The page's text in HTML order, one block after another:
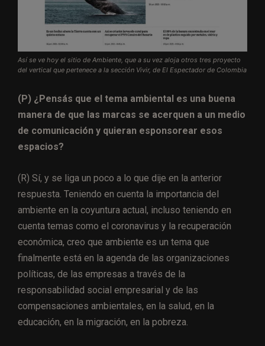
Así se ve hoy el sitio de Ambiente, que a su vez aloja otros tres proyecto
del vertical que pertenece a la sección Vivir, de El Espectador de Colombia
(P) ¿Pensás que el tema ambiental es una buena
manera de que las marcas se acerquen a un medio
de comunicación y quieran esponsorear esos
espacios?
(R) Sí, y se liga un poco a lo que dije en la anterior
respuesta. Teniendo en cuenta la importancia del
ambiente en la coyuntura actual, incluso teniendo en
cuenta temas como el coronavirus y la recuperación
económica, creo que ambiente es un tema que
finalmente está en la agenda de las organizaciones
políticas, de las empresas a través de la
responsabilidad social empresarial y de las
compensaciones ambientales, en la salud, en la
educación, en la migración, en la pobreza.